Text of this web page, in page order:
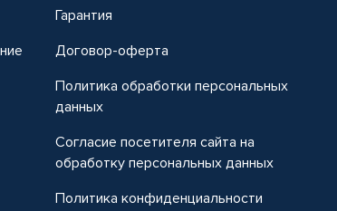
Гарантия
Договор-оферта
Политика обработки персональных
данных
Согласие посетителя сайта на
обработку персональных данных
Политика конфиденциальности